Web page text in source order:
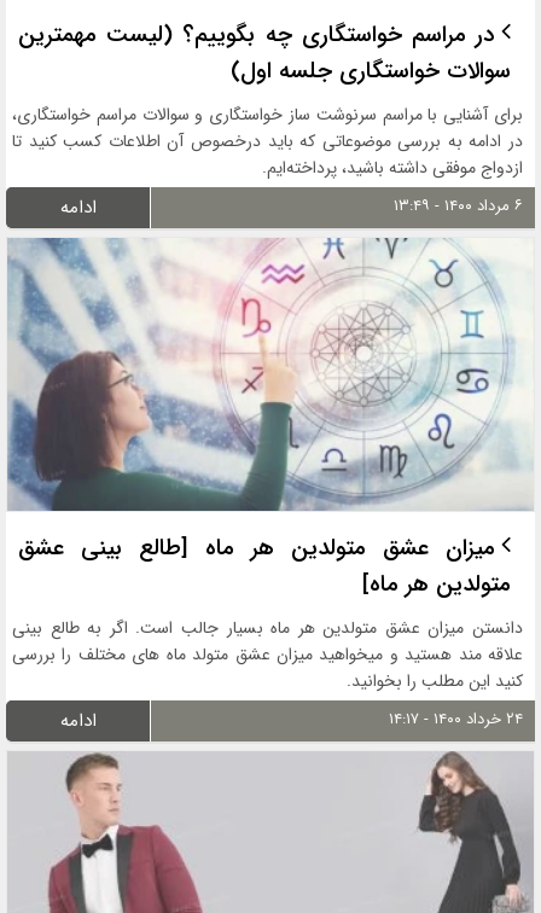
در مراسم خواستگاری چه بگوییم؟ (لیست مهمترین
سوالات خواستگاری جلسه اول)
برای آشنایی با مراسم سرنوشت ساز خواستگاری و سوالات مراسم خواستگاری،
در ادامه به بررسی موضوعاتی که باید درخصوص آن اطلاعات کسب کنید تا
ازدواج موفقی داشته باشید، پرداخته‌ایم.
۶ مرداد ۱۴۰۰ - ۱۳:۴۹ ادامه
میزان عشق متولدین هر ماه [طالع بینی عشق
متولدین هر ماه]
دانستن میزان عشق متولدین هر ماه بسیار جالب است. اگر به طالع بینی
علاقه مند هستید و میخواهید میزان عشق متولد ماه های مختلف را بررسی
کنید این مطلب را بخوانید.
۲۴ خرداد ۱۴۰۰ - ۱۴:۱۷ ادامه